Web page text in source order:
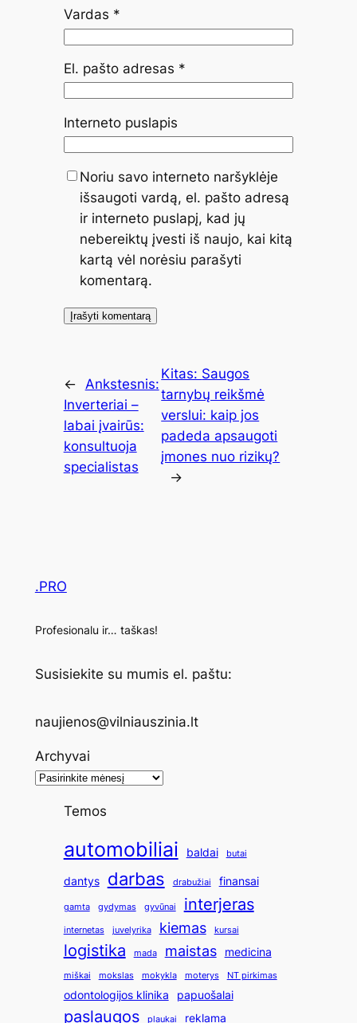
Vardas *
El. pašto adresas *
Interneto puslapis
Noriu savo interneto naršyklėje
išsaugoti vardą, el. pašto adresą
ir interneto puslapį, kad jų
nebereiktų įvesti iš naujo, kai kitą
kartą vėl norėsiu parašyti
komentarą.
← Ankstesnis:
Inverteriai –
labai įvairūs:
konsultuoja
specialistas
Kitas: Saugos
tarnybų reikšmė
verslui: kaip jos
padeda apsaugoti
įmones nuo rizikų?
→
.PRO
Profesionalu ir… taškas!
Susisiekite su mumis el. paštu:
naujienos@vilniauszinia.lt
Archyvai
Temos
automobiliai baldai butai
dantys darbas drabužiai finansai
gamta gydymas gyvūnai interjeras
internetas juvelyrika kiemas kursai
logistika mada maistas medicina
miškai mokslas mokykla moterys NT pirkimas
odontologijos klinika papuošalai
paslaugos plaukai reklama